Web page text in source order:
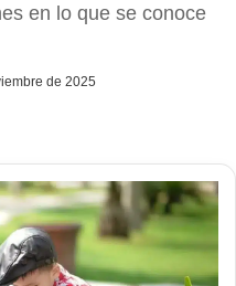
en lo que se conoce
de 2025